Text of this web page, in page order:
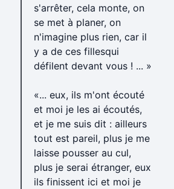
s'arrêter, cela monte, on
se met à planer, on
n'imagine plus rien, car il
y a de ces fillesqui
défilent devant vous ! ... »
«... eux, ils m'ont écouté
et moi je les ai écoutés,
et je me suis dit : ailleurs
tout est pareil, plus je me
laisse pousser au cul,
plus je serai étranger, eux
ils finissent ici et moi je